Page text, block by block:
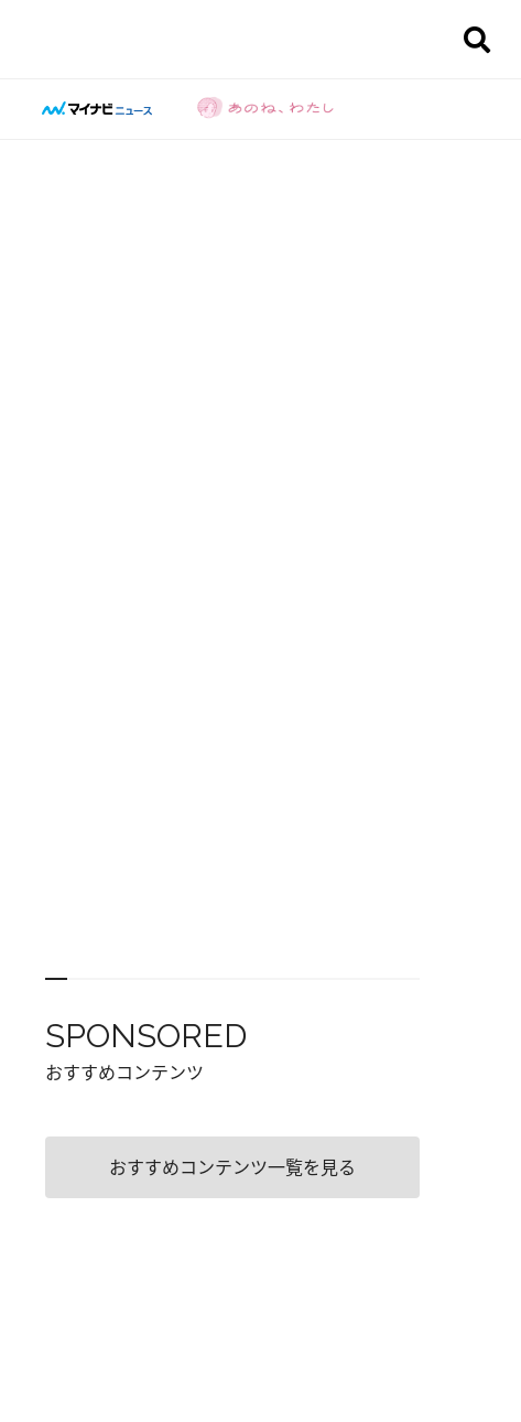
SPONSORED
おすすめコンテンツ
おすすめコンテンツ一覧を見る